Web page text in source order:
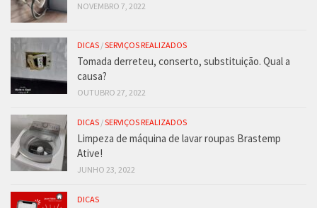
NOVEMBRO 7, 2022
DICAS /SERVIÇOS REALIZADOS
Tomada derreteu, conserto, substituição. Qual a
causa?
OUTUBRO 27, 2022
DICAS /SERVIÇOS REALIZADOS
Limpeza de máquina de lavar roupas Brastemp
Ative!
JUNHO 23, 2022
DICAS